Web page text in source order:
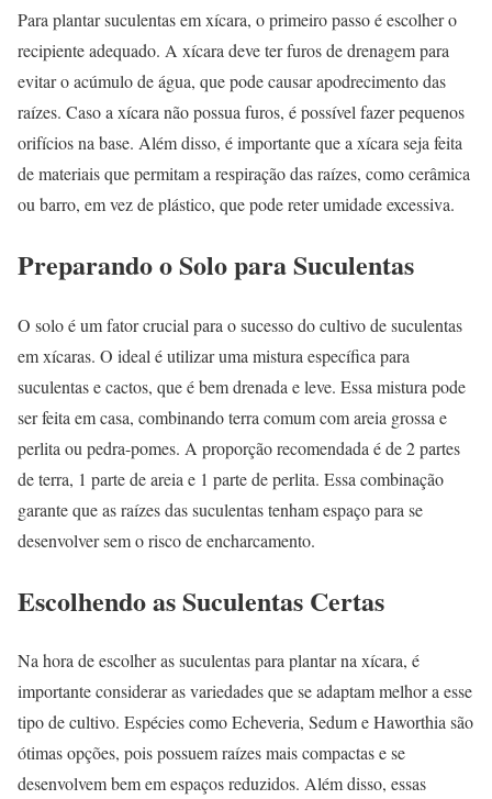
Para plantar suculentas em xícara, o primeiro passo é escolher o
recipiente adequado. A xícara deve ter furos de drenagem para
evitar o acúmulo de água, que pode causar apodrecimento das
raízes. Caso a xícara não possua furos, é possível fazer pequenos
orifícios na base. Além disso, é importante que a xícara seja feita
de materiais que permitam a respiração das raízes, como cerâmica
ou barro, em vez de plástico, que pode reter umidade excessiva.
Preparando o Solo para Suculentas
O solo é um fator crucial para o sucesso do cultivo de suculentas
em xícaras. O ideal é utilizar uma mistura específica para
suculentas e cactos, que é bem drenada e leve. Essa mistura pode
ser feita em casa, combinando terra comum com areia grossa e
perlita ou pedra-pomes. A proporção recomendada é de 2 partes
de terra, 1 parte de areia e 1 parte de perlita. Essa combinação
garante que as raízes das suculentas tenham espaço para se
desenvolver sem o risco de encharcamento.
Escolhendo as Suculentas Certas
Na hora de escolher as suculentas para plantar na xícara, é
importante considerar as variedades que se adaptam melhor a esse
tipo de cultivo. Espécies como Echeveria, Sedum e Haworthia são
ótimas opções, pois possuem raízes mais compactas e se
desenvolvem bem em espaços reduzidos. Além disso, essas